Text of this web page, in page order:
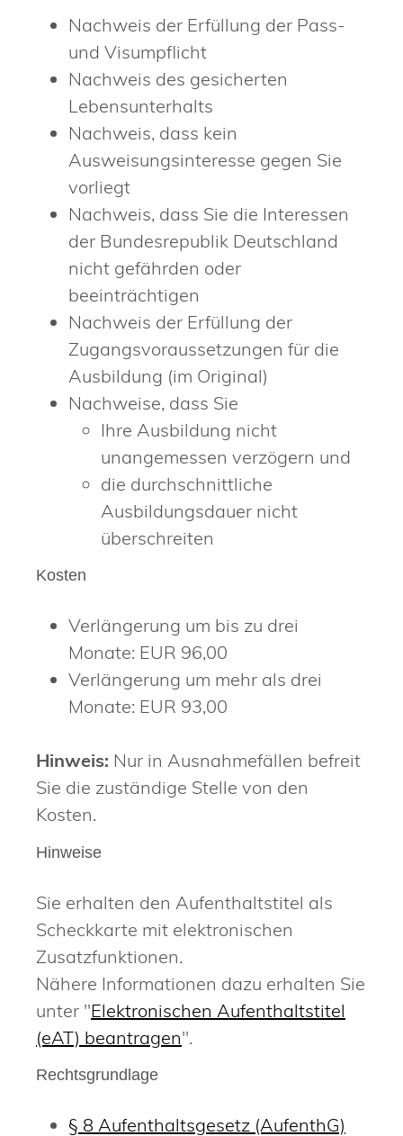
Nachweis der Erfüllung der Pass-
und Visumpflicht
Nachweis des gesicherten
Lebensunterhalts
Nachweis, dass kein
Ausweisungsinteresse gegen Sie
vorliegt
Nachweis, dass Sie die Interessen
der Bundesrepublik Deutschland
nicht gefährden oder
beeinträchtigen
Nachweis der Erfüllung der
Zugangsvoraussetzungen für die
Ausbildung (im Original)
Nachweise, dass Sie
Ihre Ausbildung nicht
unangemessen verzögern und
die durchschnittliche
Ausbildungsdauer nicht
überschreiten
Kosten
Verlängerung um bis zu drei
Monate: EUR 96,00
Verlängerung um mehr als drei
Monate: EUR 93,00
Hinweis: Nur in Ausnahmefällen befreit
Sie die zuständige Stelle von den
Kosten.
Hinweise
Sie erhalten den Aufenthaltstitel als
Scheckkarte mit elektronischen
Zusatzfunktionen.
Nähere Informationen dazu erhalten Sie
unter "Elektronischen Aufenthaltstitel
(eAT) beantragen".
Rechtsgrundlage
§ 8 Aufenthaltsgesetz (AufenthG)